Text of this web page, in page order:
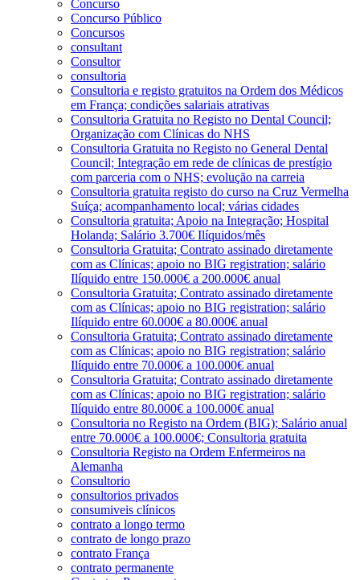
Concurso
Concurso Público
Concursos
consultant
Consultor
consultoria
Consultoria e registo gratuitos na Ordem dos Médicos
em França; condições salariais atrativas
Consultoria Gratuita no Registo no Dental Council;
Organização com Clínicas do NHS
Consultoria Gratuita no Registo no General Dental
Council; Integração em rede de clínicas de prestígio
com parceria com o NHS; evolução na carreia
Consultoria gratuita registo do curso na Cruz Vermelha
Suíça; acompanhamento local; várias cidades
Consultoria gratuita; Apoio na Integração; Hospital
Holanda; Salário 3.700€ Ilíquidos/mês
Consultoria Gratuita; Contrato assinado diretamente
com as Clínicas; apoio no BIG registration; salário
Ilíquido entre 150.000€ a 200.000€ anual
Consultoria Gratuita; Contrato assinado diretamente
com as Clínicas; apoio no BIG registration; salário
Ilíquido entre 60.000€ a 80.000€ anual
Consultoria Gratuita; Contrato assinado diretamente
com as Clínicas; apoio no BIG registration; salário
Ilíquido entre 70.000€ a 100.000€ anual
Consultoria Gratuita; Contrato assinado diretamente
com as Clínicas; apoio no BIG registration; salário
Ilíquido entre 80.000€ a 100.000€ anual
Consultoria no Registo na Ordem (BIG); Salário anual
entre 70.000€ a 100.000€; Consultoria gratuita
Consultoria Registo na Ordem Enfermeiros na
Alemanha
Consultorio
consultorios privados
consumiveis clínicos
contrato a longo termo
contrato de longo prazo
contrato França
contrato permanente